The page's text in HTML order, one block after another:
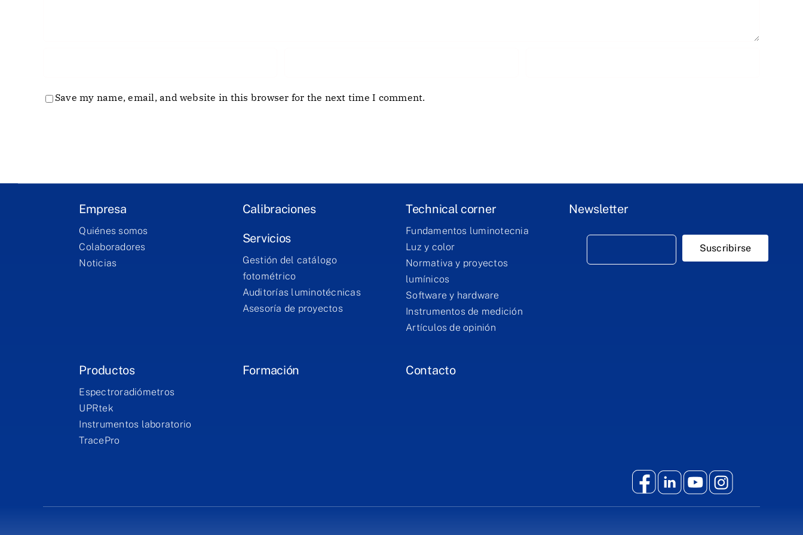
Save my name, email, and website in this browser for the next time I comment.
Empresa
Quiénes somos
Colaboradores
Noticias
Calibraciones
Servicios
Gestión del catálogo
fotométrico
Auditorías luminotécnicas
Asesoría de proyectos
Technical corner
Fundamentos luminotecnia
Luz y color
Normativa y proyectos
lumínicos
Software y hardware
Instrumentos de medición
Artículos de opinión
Newsletter
Suscribirse
Productos
Espectroradiómetros
UPRtek
Instrumentos laboratorio
TracePro
Formación Contacto